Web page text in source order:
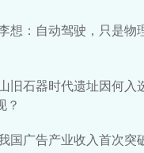
想：自动驾驶，只是物
旧石器时代遗址因何入
？
国广告产业收入首次突